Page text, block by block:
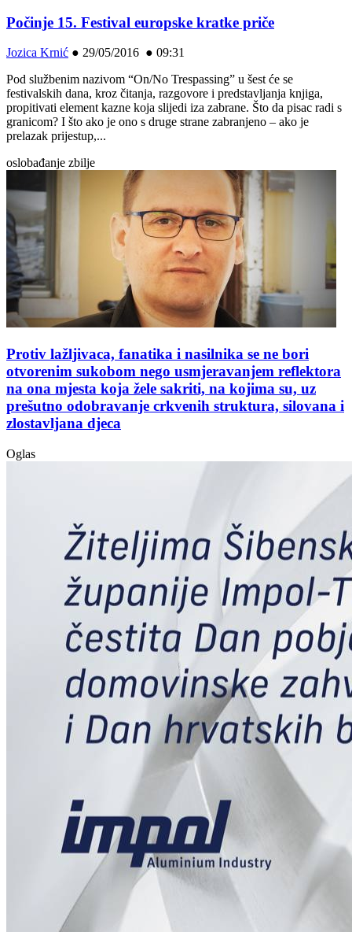
Počinje 15. Festival europske kratke priče
Jozica Krnić ● 29/05/2016 ● 09:31
Pod službenim nazivom “On/No Trespassing” u šest će se
festivalskih dana, kroz čitanja, razgovore i predstavljanja knjiga,
propitivati element kazne koja slijedi iza zabrane. Što da pisac radi s
granicom? I što ako je ono s druge strane zabranjeno – ako je
prelazak prijestup,...
oslobađanje zbilje
Protiv lažljivaca, fanatika i nasilnika se ne bori
otvorenim sukobom nego usmjeravanjem reflektora
na ona mjesta koja žele sakriti, na kojima su, uz
prešutno odobravanje crkvenih struktura, silovana i
zlostavljana djeca
Oglas